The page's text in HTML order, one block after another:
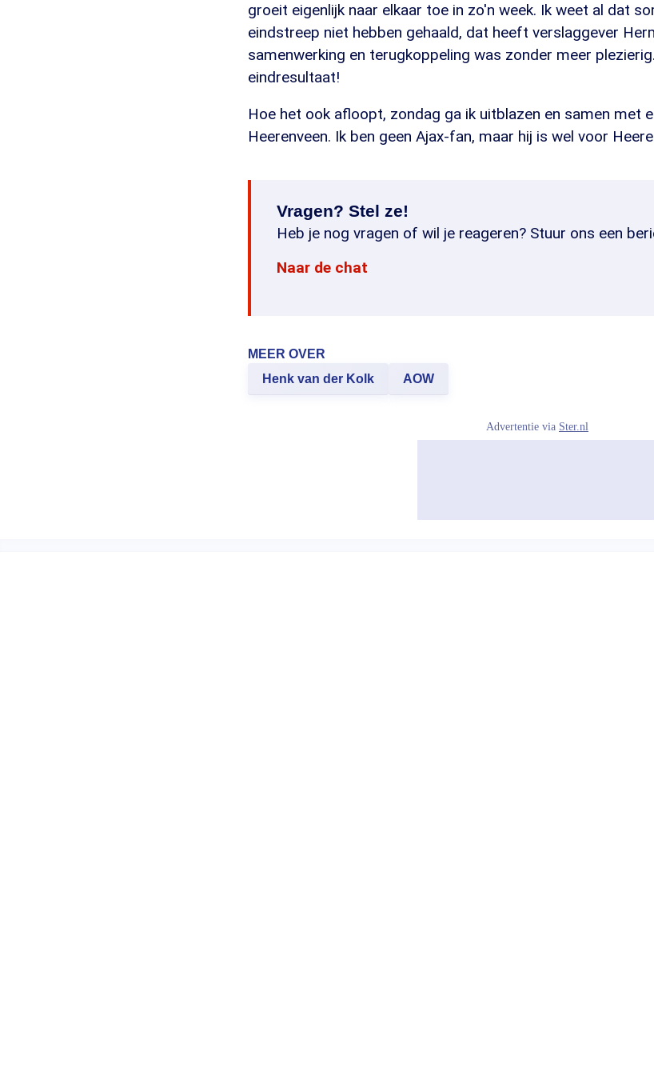
groeit eigenlijk naar elkaar toe in zo'n week. Ik weet al dat
eindstreep niet hebben gehaald, dat heeft verslaggever
samenwerking en terugkoppeling was zonder meer
eindresultaat!
Hoe het ook afloopt, zondag ga ik uitblazen en samen met
Heerenveen. Ik ben geen Ajax-fan, maar hij is wel voor
Vragen? Stel ze!
Heb je nog vragen of wil je reageren? Stuur ons een
Naar de chat
MEER OVER
Henk van der Kolk
AOW
Advertentie via Ster.nl